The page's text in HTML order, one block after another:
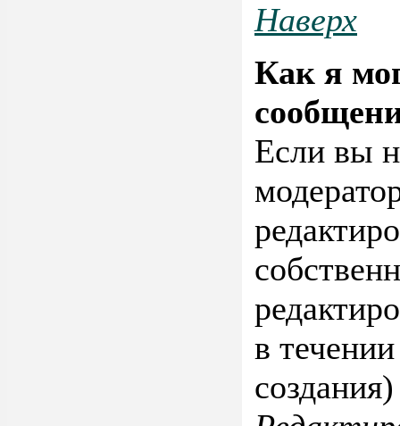
Наверх
Как я
Если вы
в